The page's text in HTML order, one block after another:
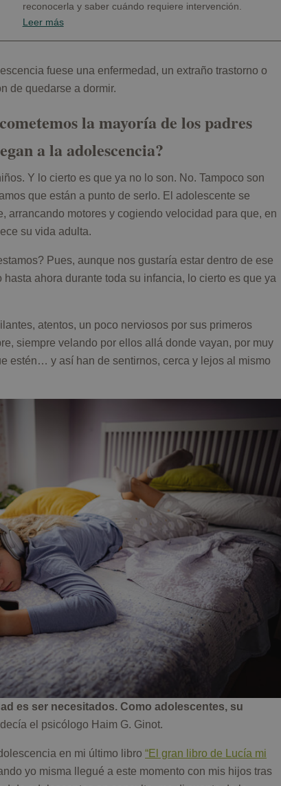
reconocerla y saber cuándo requiere intervención.
Leer más
fuese una enfermedad, un extraño trastorno o
de quedarse a dormir.
la mayoría de los padres
a la adolescencia?
Y lo cierto es que ya no lo son. No. Tampoco son
que están a punto de serlo. El adolescente se
arrancando motores y cogiendo velocidad para que, en
su vida adulta.
Pues, aunque nos gustaría estar dentro de ese
ahora durante toda su infancia, lo cierto es que ya
atentos, un poco nerviosos por sus primeros
siempre velando por ellos allá donde vayan, por muy
estén… y así han de sentirnos, cerca y lejos al mismo
es ser necesitados. Como adolescentes, su
decía el psicólogo Haim G. Ginot.
en mi último libro “El gran libro de Lucía mi
yo misma llegué a este momento con mis hijos tras